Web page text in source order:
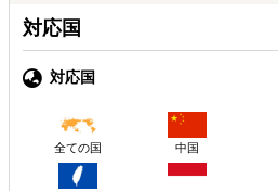
対応国
対応国
全ての国 中国